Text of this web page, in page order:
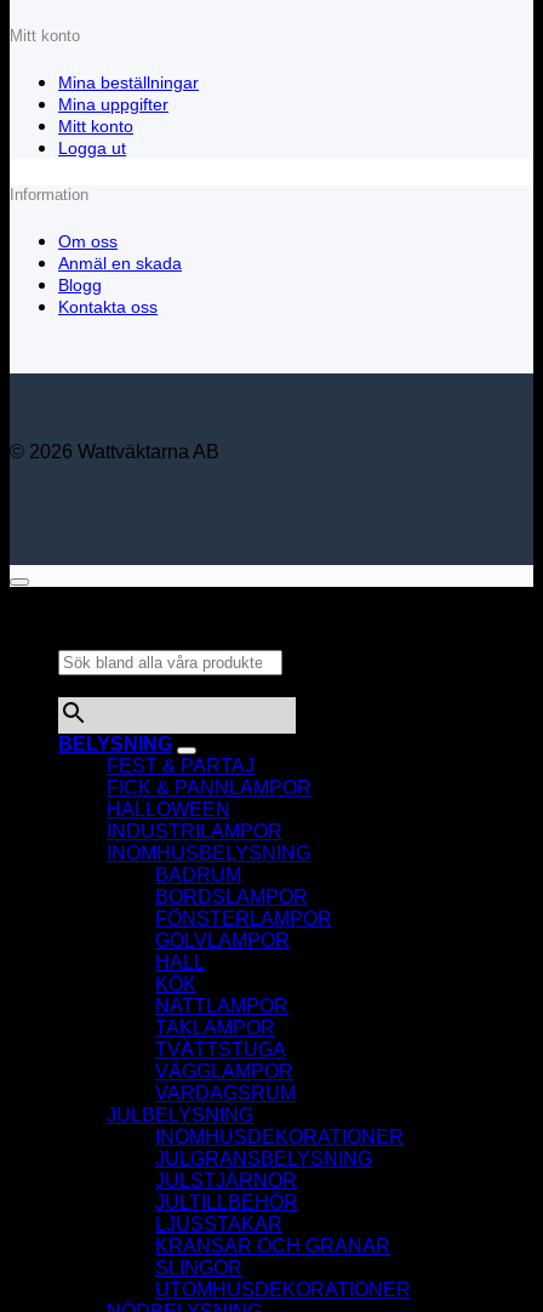
Mitt konto
Mina beställningar
Mina uppgifter
Mitt konto
Logga ut
Information
Om oss
Anmäl en skada
Blogg
Kontakta oss
© 2026 Wattväktarna AB
BELYSNING
FEST & PARTAJ
FICK & PANNLAMPOR
HALLOWEEN
INDUSTRILAMPOR
INOMHUSBELYSNING
BADRUM
BORDSLAMPOR
FÖNSTERLAMPOR
GOLVLAMPOR
HALL
KÖK
NATTLAMPOR
TAKLAMPOR
TVÄTTSTUGA
VÄGGLAMPOR
VARDAGSRUM
JULBELYSNING
INOMHUSDEKORATIONER
JULGRANSBELYSNING
JULSTJÄRNOR
JULTILLBEHÖR
LJUSSTAKAR
KRANSAR OCH GRANAR
SLINGOR
UTOMHUSDEKORATIONER